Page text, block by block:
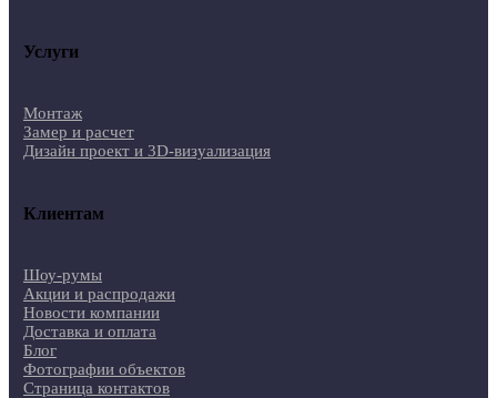
Услуги
Монтаж
Замер и расчет
Дизайн проект и 3D-визуализация
Клиентам
Шоу-румы
Акции и распродажи
Новости компании
Доставка и оплата
Блог
Фотографии объектов
Страница контактов